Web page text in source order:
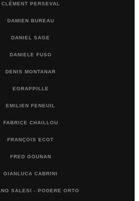
CLÉMENT PERSEVAL
DAMIEN BUREAU
DANIEL SAGE
DANIELE FUSO
DENIS MONTANAR
EGRAPPILLE
EMILIEN FENEUIL
FABRICE CHAILLOU
FRANÇOIS ECOT
FRED GOUNAN
GIANLUCA CABRINI
SALESI - PODERE ORTO